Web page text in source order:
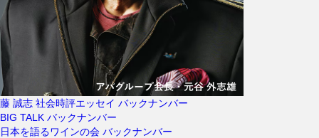
藤 誠志 社会時評エッセイ バックナンバー
BIG TALK バックナンバー
日本を語るワインの会 バックナンバー